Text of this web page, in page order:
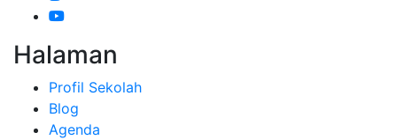
Halaman
Profil Sekolah
Blog
Agenda